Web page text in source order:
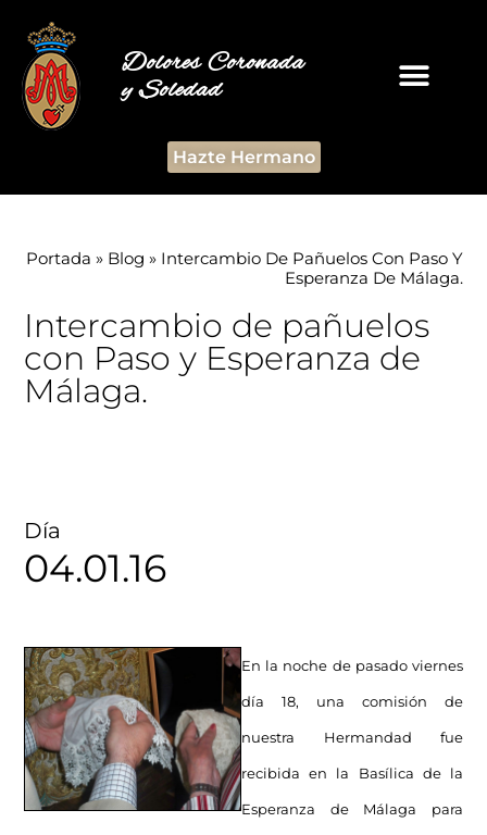
Dolores Coronada
y Soledad
Hazte Hermano
Portada » Blog » Intercambio De Pañuelos Con Paso Y
Esperanza De Málaga.
Intercambio de pañuelos
con Paso y Esperanza de
Málaga.
Día
04.01.16
En la noche de pasado viernes
día 18, una comisión de
nuestra Hermandad fue
recibida en la Basílica de la
Esperanza de Málaga para